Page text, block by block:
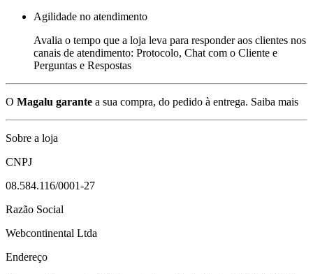
Agilidade no atendimento
Avalia o tempo que a loja leva para responder aos clientes nos
canais de atendimento: Protocolo, Chat com o Cliente e
Perguntas e Respostas
O Magalu garante a sua compra, do pedido à entrega. Saiba mais
Sobre a loja
CNPJ
08.584.116/0001-27
Razão Social
Webcontinental Ltda
Endereço